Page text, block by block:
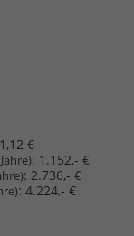
€
: 1.152,- €
: 2.736,- €
: 4.224,- €